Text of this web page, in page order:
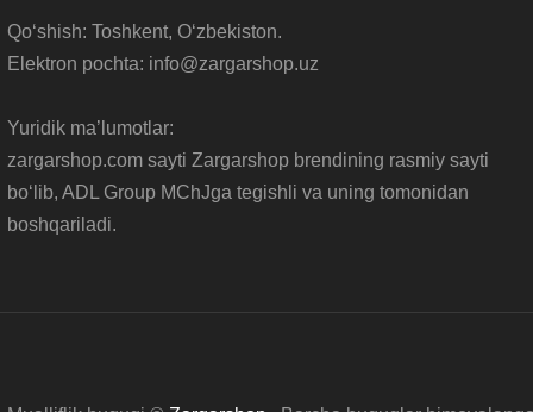
Qo‘shish: Toshkent, O‘zbekiston.
Elektron pochta: info@zargarshop.uz
Yuridik ma’lumotlar:
zargarshop.com sayti Zargarshop brendining rasmiy sayti
bo‘lib, ADL Group MChJga tegishli va uning tomonidan
boshqariladi.